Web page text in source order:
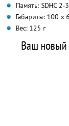
Память: SDHC 2-
Габариты: 100 х
Вес: 125 г
Ваш